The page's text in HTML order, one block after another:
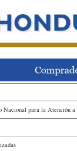
Nacional para la Atención